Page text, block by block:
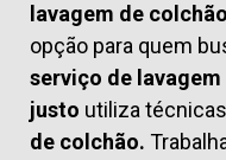
lavagem de
opção para quem
serviço de
justo utiliza
de colchão.